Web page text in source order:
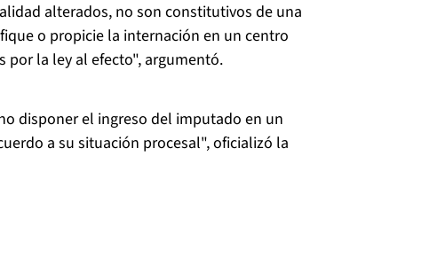
alterados, no son constitutivos de una
o propicie la internación en un centro
la ley al efecto", argumentó.
disponer el ingreso del imputado en un
a su situación procesal", oficializó la